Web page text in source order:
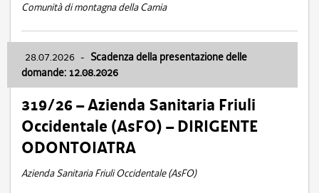
Comunità di montagna della Carnia
28.07.2026 - Scadenza della presentazione delle
domande: 12.08.2026
319/26 – Azienda Sanitaria Friuli
Occidentale (AsFO) – DIRIGENTE
ODONTOIATRA
Azienda Sanitaria Friuli Occidentale (AsFO)